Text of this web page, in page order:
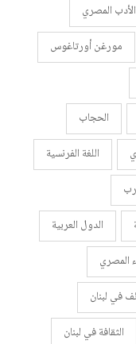
الأدب المصري
مورغن أورتاغوس
الحجاب
اللغة الفرنسية
الدول العربية
المصري
في لبنان
الثقافة في لبنان